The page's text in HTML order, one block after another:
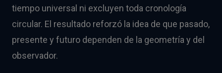
tiempo universal ni excluyen toda cronología
circular. El resultado reforzó la idea de que pasado,
presente y futuro dependen de la geometría y del
observador.